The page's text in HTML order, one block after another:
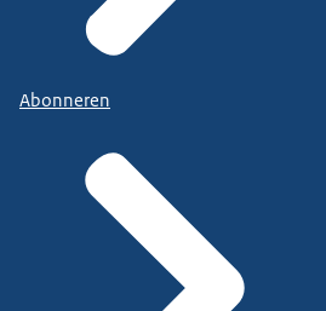
Abonneren